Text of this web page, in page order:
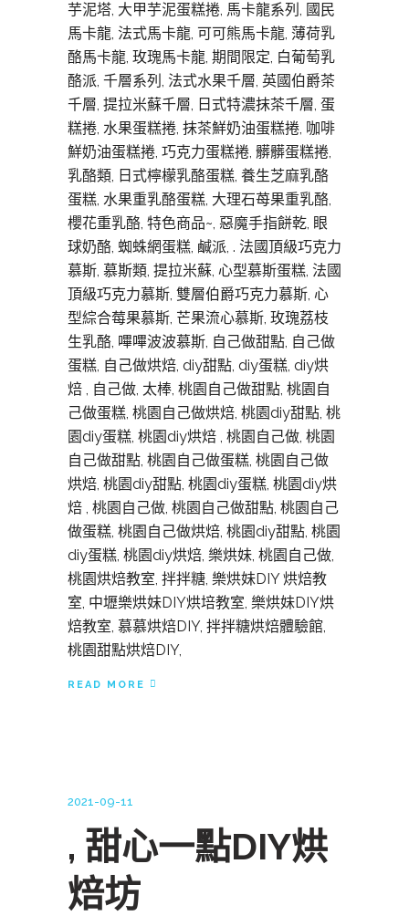
芋泥塔, 大甲芋泥蛋糕捲, 馬卡龍系列, 國民
馬卡龍, 法式馬卡龍, 可可熊馬卡龍, 薄荷乳
酪馬卡龍, 玫瑰馬卡龍, 期間限定, 白葡萄乳
酪派, 千層系列, 法式水果千層, 英國伯爵茶
千層, 提拉米蘇千層, 日式特濃抹茶千層, 蛋
糕捲, 水果蛋糕捲, 抹茶鮮奶油蛋糕捲, 咖啡
鮮奶油蛋糕捲, 巧克力蛋糕捲, 髒髒蛋糕捲,
乳酪類, 日式檸檬乳酪蛋糕, 養生芝麻乳酪
蛋糕, 水果重乳酪蛋糕, 大理石苺果重乳酪,
櫻花重乳酪, 特色商品~, 惡魔手指餅乾, 眼
球奶酪, 蜘蛛網蛋糕, 鹹派, . 法國頂級巧克力
慕斯, 慕斯類, 提拉米蘇, 心型慕斯蛋糕, 法國
頂級巧克力慕斯, 雙層伯爵巧克力慕斯, 心
型綜合莓果慕斯, 芒果流心慕斯, 玫瑰荔枝
生乳酪, 嗶嗶波波慕斯, 自己做甜點, 自己做
蛋糕, 自己做烘焙, diy甜點, diy蛋糕, diy烘
焙 , 自己做, 太棒, 桃園自己做甜點, 桃園自
己做蛋糕, 桃園自己做烘焙, 桃園diy甜點, 桃
園diy蛋糕, 桃園diy烘焙 , 桃園自己做, 桃園
自己做甜點, 桃園自己做蛋糕, 桃園自己做
烘焙, 桃園diy甜點, 桃園diy蛋糕, 桃園diy烘
焙 , 桃園自己做, 桃園自己做甜點, 桃園自己
做蛋糕, 桃園自己做烘焙, 桃園diy甜點, 桃園
diy蛋糕, 桃園diy烘焙, 樂烘妹, 桃園自己做,
桃園烘焙教室, 拌拌糖, 樂烘妹DIY 烘焙教
室, 中壢樂烘妹DIY烘培教室, 樂烘妹DIY烘
焙教室, 慕慕烘焙DIY, 拌拌糖烘焙體驗館,
桃園甜點烘焙DIY,
READ MORE
2021-09-11
, 甜心一點DIY烘
焙坊